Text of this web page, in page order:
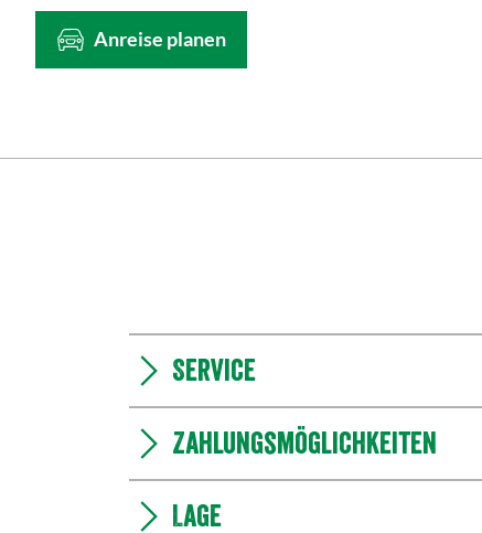
Anreise planen
Service
Zahlungsmöglichkeiten
Lage